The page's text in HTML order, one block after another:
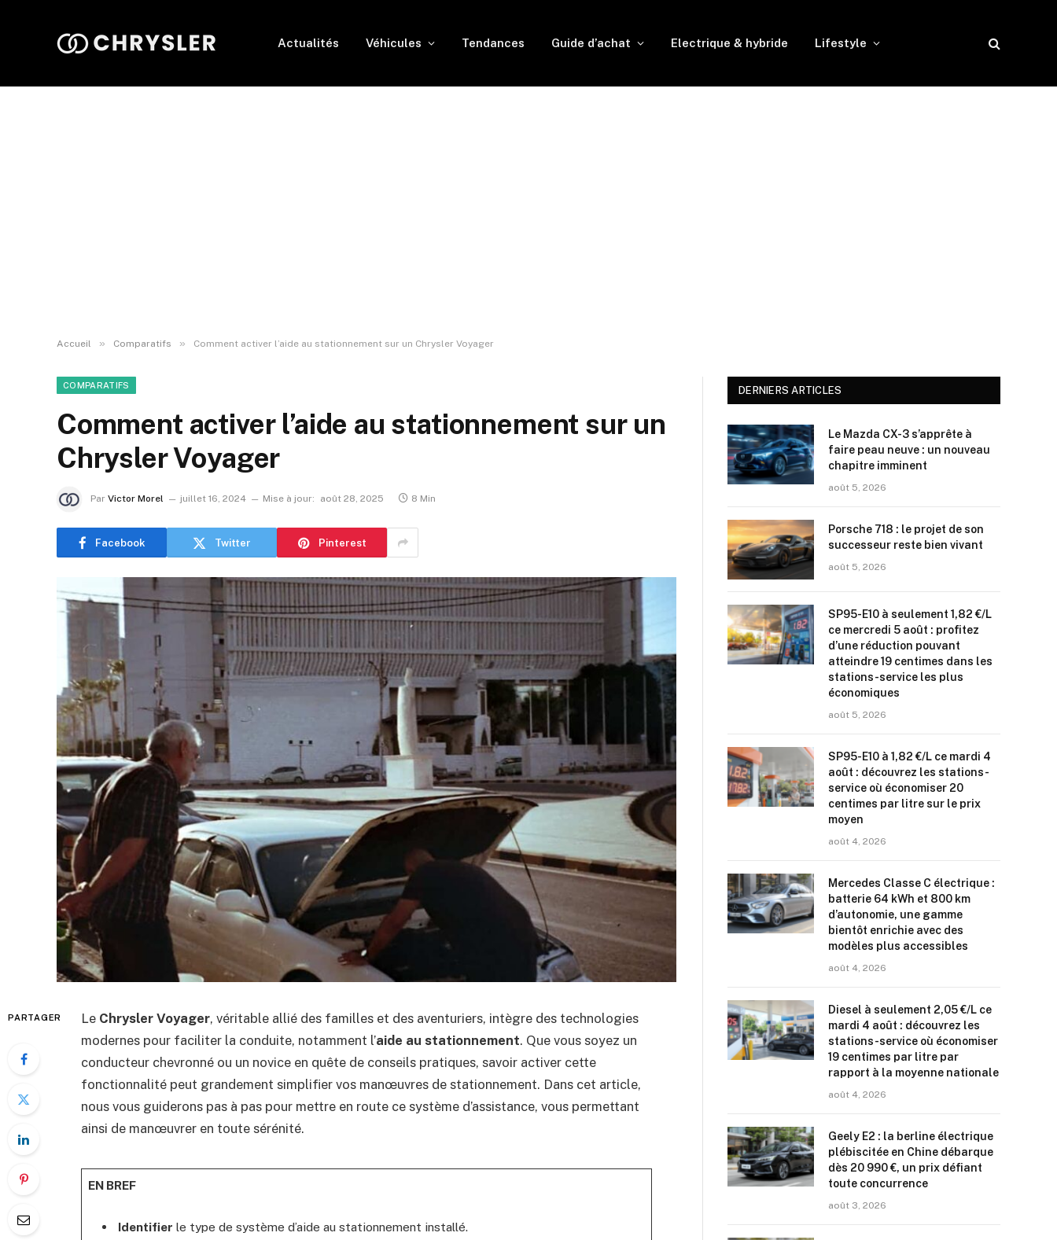
Actualités Véhicules Tendances Guide d’achat Electrique & hybride Lifestyle
Accueil » Comparatifs » Comment activer l’aide au stationnement sur un Chrysler Voyager
COMPARATIFS
Comment activer l’aide au stationnement sur un
Chrysler Voyager
Par Victor Morel juillet 16, 2024 Mise à jour: août 28, 2025 8 Min
Facebook Twitter Pinterest
PARTAGER Le Chrysler Voyager, véritable allié des familles et des aventuriers, intègre des technologies
modernes pour faciliter la conduite, notamment l’aide au stationnement. Que vous soyez un
conducteur chevronné ou un novice en quête de conseils pratiques, savoir activer cette
fonctionnalité peut grandement simplifier vos manœuvres de stationnement. Dans cet article,
nous vous guiderons pas à pas pour mettre en route ce système d’assistance, vous permettant
ainsi de manœuvrer en toute sérénité.
EN BREF
Identifier le type de système d’aide au stationnement installé.
DERNIERS ARTICLES
Le Mazda CX-3 s’apprête à
faire peau neuve : un nouveau
chapitre imminent
août 5, 2026
Porsche 718 : le projet de son
successeur reste bien vivant
août 5, 2026
SP95-E10 à seulement 1,82 €/L
ce mercredi 5 août : profitez
d’une réduction pouvant
atteindre 19 centimes dans les
stations-service les plus
économiques
août 5, 2026
SP95-E10 à 1,82 €/L ce mardi 4
août : découvrez les stations-
service où économiser 20
centimes par litre sur le prix
moyen
août 4, 2026
Mercedes Classe C électrique :
batterie 64 kWh et 800 km
d’autonomie, une gamme
bientôt enrichie avec des
modèles plus accessibles
août 4, 2026
Diesel à seulement 2,05 €/L ce
mardi 4 août : découvrez les
stations-service où économiser
19 centimes par litre par
rapport à la moyenne nationale
août 4, 2026
Geely E2 : la berline électrique
plébiscitée en Chine débarque
dès 20 990 €, un prix défiant
toute concurrence
août 3, 2026